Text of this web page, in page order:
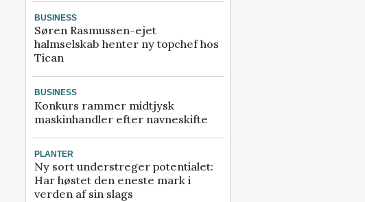
BUSINESS
Søren Rasmussen-ejet
halmselskab henter ny topchef hos
Tican
BUSINESS
Konkurs rammer midtjysk
maskinhandler efter navneskifte
PLANTER
Ny sort understreger potentialet:
Har høstet den eneste mark i
verden af sin slags